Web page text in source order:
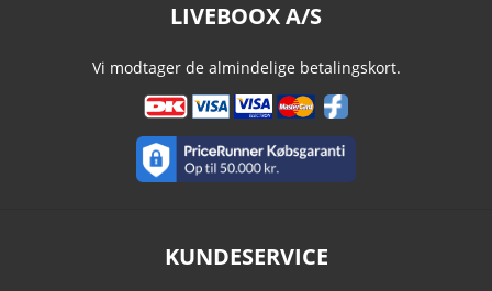
LIVEBOOX A/S
Vi modtager de almindelige betalingskort.
KUNDESERVICE